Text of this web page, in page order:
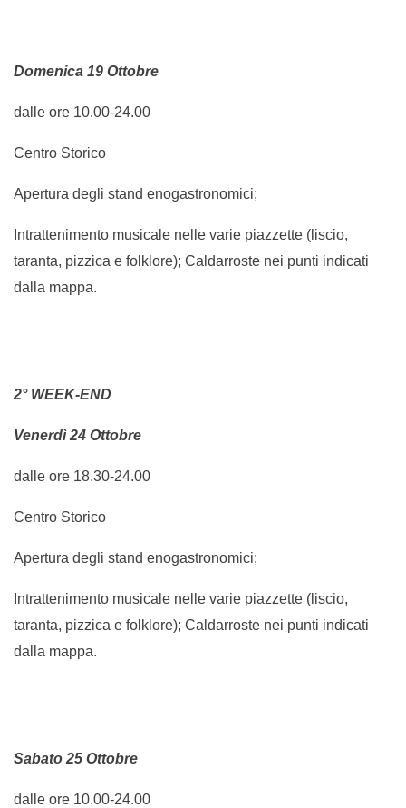
Domenica 19 Ottobre
dalle ore 10.00-24.00
Centro Storico
Apertura degli stand enogastronomici;
Intrattenimento musicale nelle varie piazzette (liscio,
taranta, pizzica e folklore); Caldarroste nei punti indicati
dalla mappa.
2° WEEK-END
Venerdì 24 Ottobre
dalle ore 18.30-24.00
Centro Storico
Apertura degli stand enogastronomici;
Intrattenimento musicale nelle varie piazzette (liscio,
taranta, pizzica e folklore); Caldarroste nei punti indicati
dalla mappa.
Sabato 25 Ottobre
dalle ore 10.00-24.00